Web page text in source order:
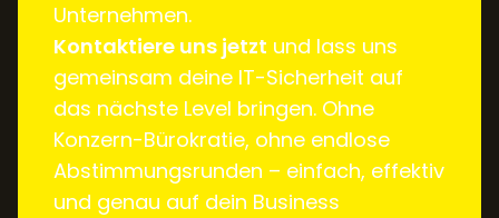
Unternehmen.
Kontaktiere uns jetzt und lass uns
gemeinsam deine IT-Sicherheit auf
das nächste Level bringen. Ohne
Konzern-Bürokratie, ohne endlose
Abstimmungsrunden – einfach, effektiv
und genau auf dein Business